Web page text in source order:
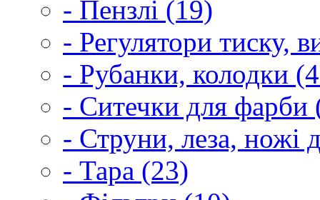
- Пензлі (19)
- Регулятори тиску,
- Рубанки, колодки
- Ситечки для фарби
- Струни, леза, ножі
- Тара (23)